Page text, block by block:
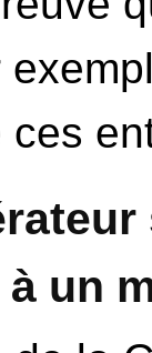
ces
un